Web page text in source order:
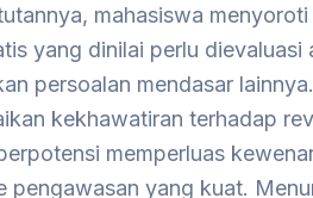
mahasiswa
yang dinilai perlu
persoalan mendasar
kekhawatiran terhadap
memperluas
pengawasan yang kuat.